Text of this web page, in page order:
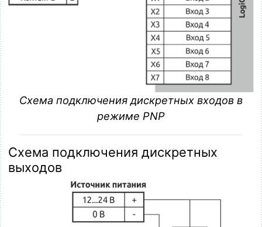
Схема подключения дискретных входов в
режиме PNP
Схема подключения дискретных
выходов